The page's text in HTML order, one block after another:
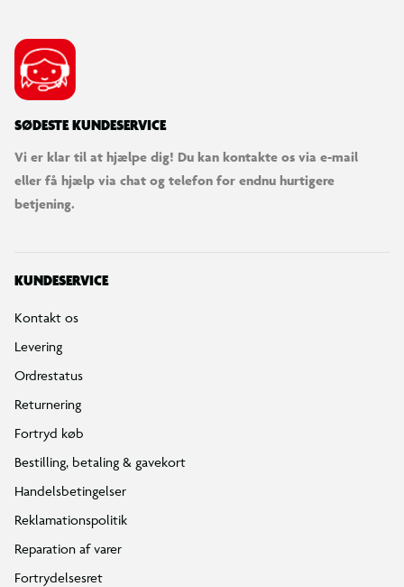
SØDESTE KUNDESERVICE
Vi er klar til at hjælpe dig! Du kan kontakte os via e-mail
eller få hjælp via chat og telefon for endnu hurtigere
betjening.
KUNDESERVICE
Kontakt os
Levering
Ordrestatus
Returnering
Fortryd køb
Bestilling, betaling & gavekort
Handelsbetingelser
Reklamationspolitik
Reparation af varer
Fortrydelsesret